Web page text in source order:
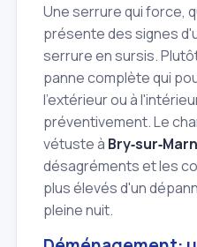
Une serrure qui force,
présente des signes
serrure en sursis.
panne complète qui
l'extérieur ou à
préventivement. Le
vétuste à
désagréments et les
plus élevés d'un
pleine nuit.